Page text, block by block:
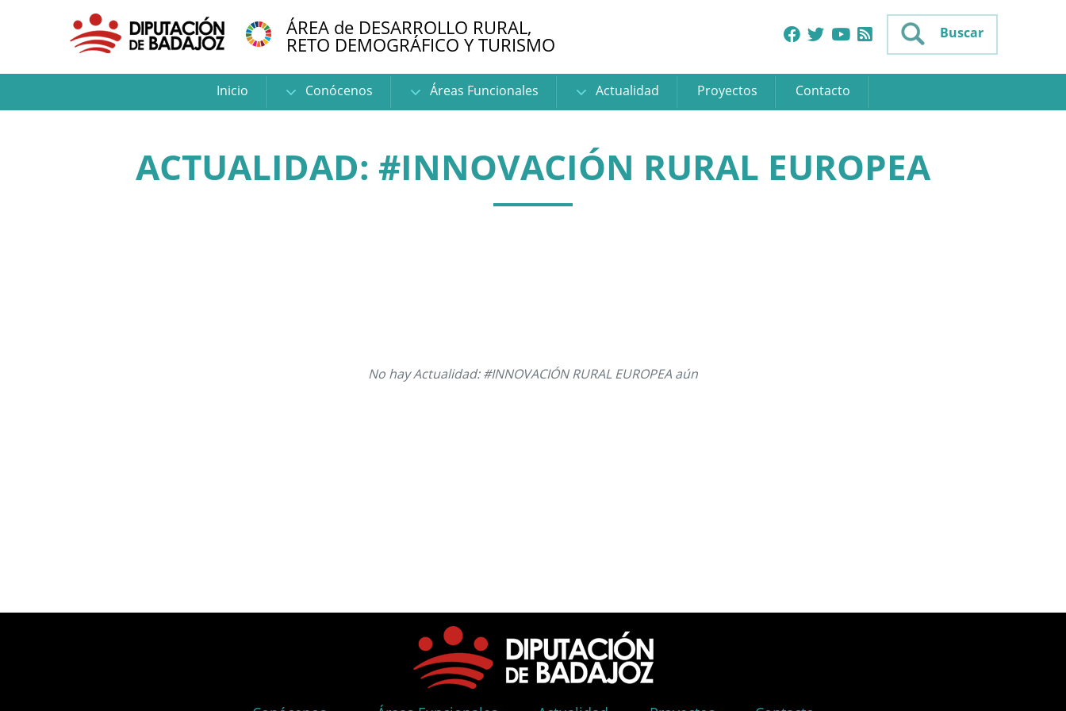
ÁREA de DESARROLLO RURAL,
RETO DEMOGRÁFICO Y TURISMO Buscar
Inicio Conócenos Áreas Funcionales Actualidad Proyectos Contacto
ACTUALIDAD: #INNOVACIÓN RURAL EUROPEA
No hay Actualidad: #INNOVACIÓN RURAL EUROPEA aún